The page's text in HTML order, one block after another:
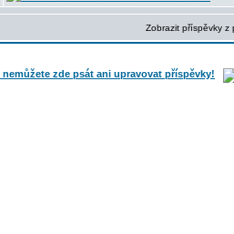
Zobrazit příspěvky z